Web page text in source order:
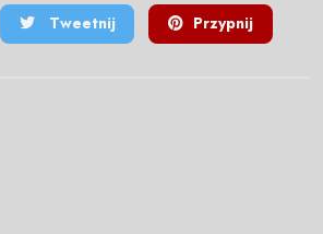
Tweetnij Przypnij